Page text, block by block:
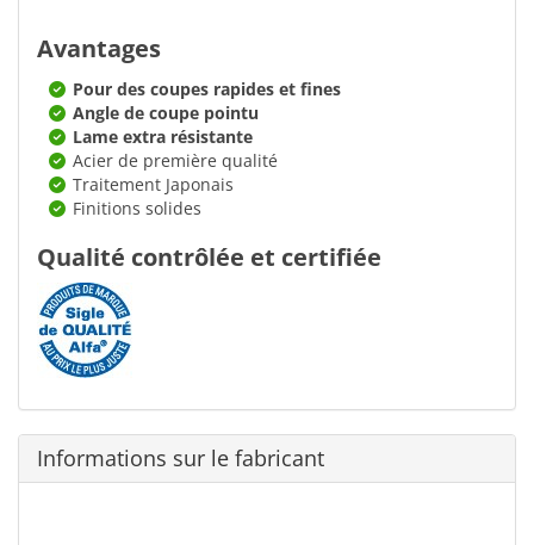
Avantages
Pour des coupes rapides et fines
Angle de coupe pointu
Lame extra résistante
Acier de première qualité
Traitement Japonais
Finitions solides
Qualité contrôlée et certifiée
Informations sur le fabricant